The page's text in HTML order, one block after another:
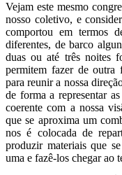
Vejam este mesmo
nosso coletivo, e
comportou em termos
diferentes, de barco
duas ou até três noites
permitem fazer de outra
para reunir a nossa
de forma a representar
coerente com a nossa
que se aproxima um
nos é colocada de
produzir materiais que
uma e fazê-los chegar ao